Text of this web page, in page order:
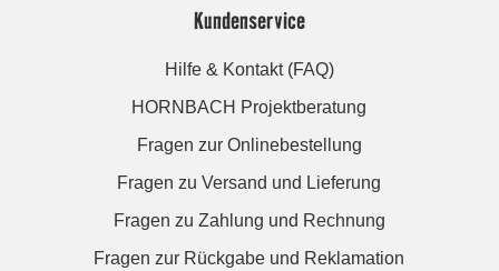
Kundenservice
Hilfe & Kontakt (FAQ)
HORNBACH Projektberatung
Fragen zur Onlinebestellung
Fragen zu Versand und Lieferung
Fragen zu Zahlung und Rechnung
Fragen zur Rückgabe und Reklamation